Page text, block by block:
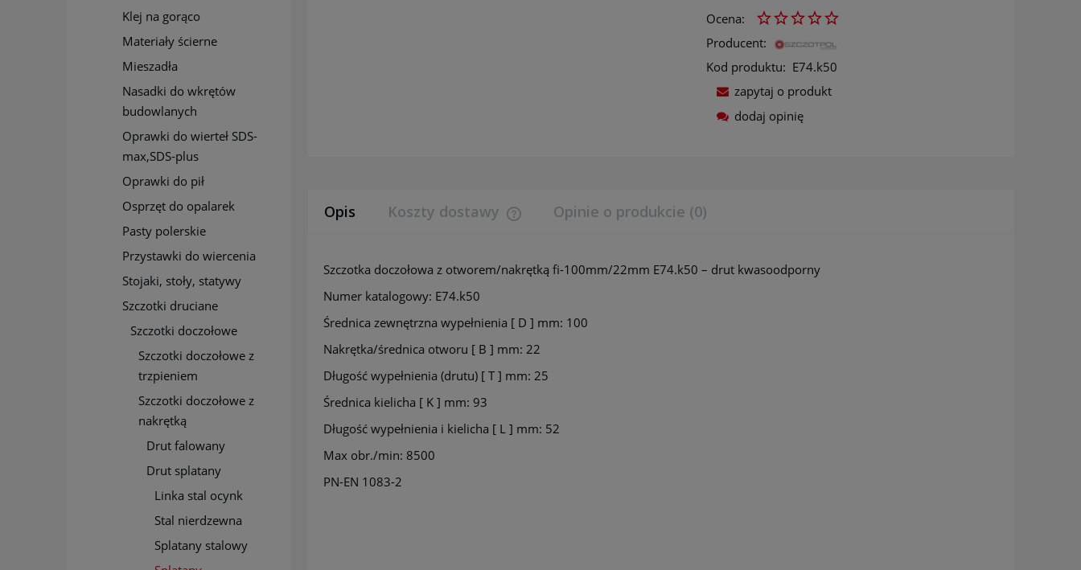
Klej na gorąco
Materiały ścierne
Mieszadła
Nasadki do wkrętów
budowlanych
Oprawki do wierteł SDS-
max,SDS-plus
Oprawki do pił
Osprzęt do opalarek
Pasty polerskie
Przystawki do wiercenia
Stojaki, stoły, statywy
Szczotki druciane
Szczotki doczołowe
Szczotki doczołowe z
trzpieniem
Szczotki doczołowe z
nakrętką
Drut falowany
Drut splatany
Linka stal ocynk
Stal nierdzewna
Splatany stalowy
Ocena:
Producent:
Kod produktu: E74.k50
zapytaj o produkt
dodaj opinię
Opis Koszty dostawy
płatności
Opinie o produkcie (0)
Szczotka doczołowa z otworem/nakrętką fi-100mm/22mm E74.k50 – drut kwasoodporny
Numer katalogowy: E74.k50
Średnica zewnętrzna wypełnienia [ D ] mm: 100
Nakrętka/średnica otworu [ B ] mm: 22
Długość wypełnienia (drutu) [ T ] mm: 25
Średnica kielicha [ K ] mm: 93
Długość wypełnienia i kielicha [ L ] mm: 52
Max obr./min: 8500
PN-EN 1083-2